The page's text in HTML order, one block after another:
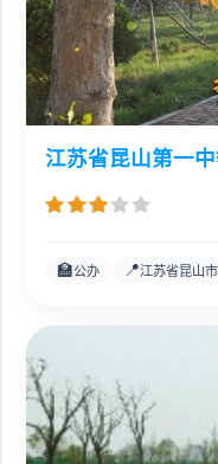
江苏省昆山第一
🏫公办 📍江苏省昆山